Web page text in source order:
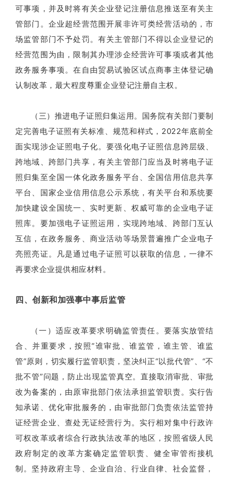
可事项，并及时将有关企业登记注册信息推送至有关主
管部门。企业超经营范围开展非许可类经营活动的，市
场监管部门不予处罚。有关主管部门不得以企业登记的
经营范围为由，限制其办理涉企经营许可事项或者其他
政务服务事项。在自由贸易试验区试点商事主体登记确
认制改革，最大程度尊重企业登记注册自主权。
（三）推进电子证照归集运用。国务院有关部门要制
定完善电子证照有关标准、规范和样式，2022年底前全
面实现涉企证照电子化。要强化电子证照信息跨层级、
跨地域、跨部门共享，有关主管部门应当及时将电子证
照归集至全国一体化政务服务平台、全国信用信息共享
平台、国家企业信用信息公示系统，有关平台和系统要
加快建设全国统一、实时更新、权威可靠的企业电子证
照库。要加强电子证照运用，实现跨地域、跨部门互认
互信，在政务服务、商业活动等场景普遍推广企业电子
亮照亮证。凡是通过电子证照可以获取的信息，一律不
再要求企业提供相应材料。
四、创新和加强事中事后监管
（一）适应改革要求明确监管责任。要落实放管结
合、并重要求，按照“谁审批、谁监管，谁主管、谁监
管”原则，切实履行监管职责，坚决纠正“以批代管”、“不
批不管”问题，防止出现监管真空。直接取消审批、审批
改为备案的，由原审批部门依法承担监管职责。实行告
知承诺、优化审批服务的，由审批部门负责依法监管持
证经营企业、查处无证经营行为。实行相对集中行政许
可权改革或者综合行政执法改革的地区，按照省级人民
政府制定的改革方案确定监管职责、健全审管衔接机
制。坚持政府主导、企业自治、行业自律、社会监督，